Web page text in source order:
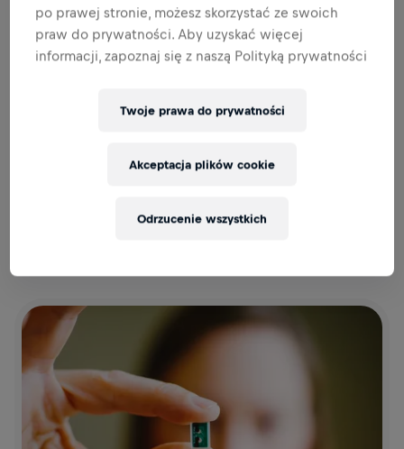
WINGS FOR LIFE WORLD RUN 2024: REKORD! 265818
po prawej stronie, możesz skorzystać ze swoich
praw do prywatności. Aby uzyskać więcej
informacji, zapoznaj się z naszą Polityką prywatności
Twoje prawa do prywatności
Odrzucenie wszystkich
Akceptacja plików cookie